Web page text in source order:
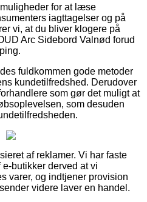
for at læse
iagttagelser og på
vi, at du bliver klogere på
Arc Sidebord Valnød forud
fuldkommen gode metoder
kundetilfredshed. Derudover
som gør det muligt at
som desuden
af reklamer. Vi har faste
butikker derved at vi
varer, og indtjener provision
videre laver en handel.